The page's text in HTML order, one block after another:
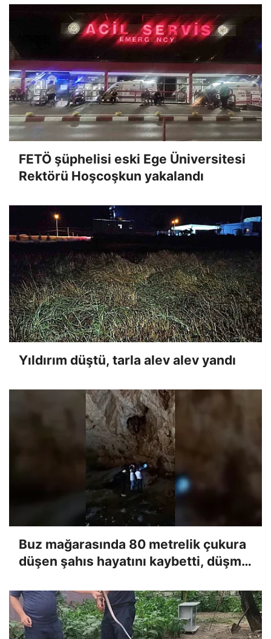
FETÖ şüphelisi eski Ege Üniversitesi
Rektörü Hoşcoşkun yakalandı
Yıldırım düştü, tarla alev alev yandı
Buz mağarasında 80 metrelik çukura
düşen şahıs hayatını kaybetti, düşme